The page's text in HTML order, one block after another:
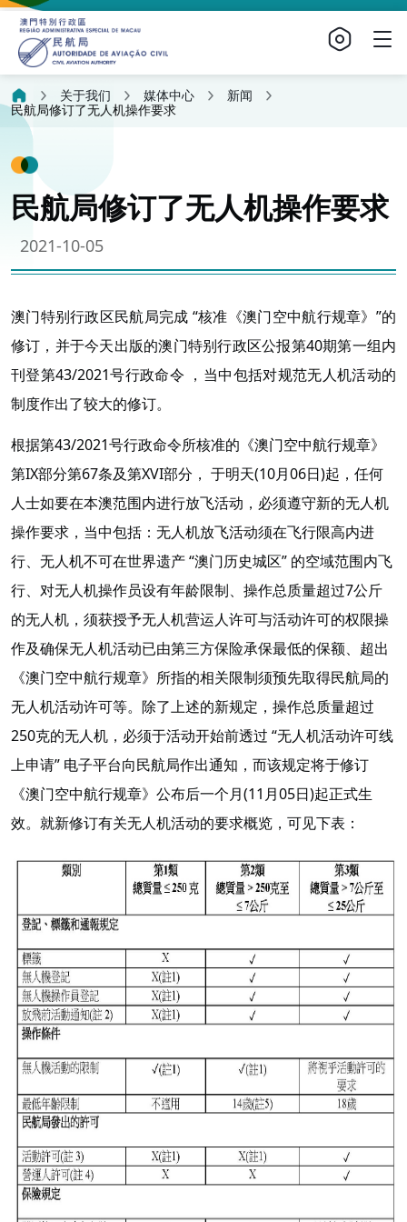
关于我们 媒体中心
新闻
民航局修订了无人机操作要求
民航局修订了无人机操作要求
2021-10-05
澳门特别行政区民航局完成 “核准《澳门空中航行规章》”的
修订，并于今天出版的澳门特别行政区公报第40期第一组内
刊登第43/2021号行政命令 ，当中包括对规范无人机活动的
制度作出了较大的修订。
根据第43/2021号行政命令所核准的《澳门空中航行规章》
第IX部分第67条及第XVI部分， 于明天(10月06日)起，任何
人士如要在本澳范围内进行放飞活动，必须遵守新的无人机
操作要求，当中包括：无人机放飞活动须在飞行限高内进
行、无人机不可在世界遗产 “澳门历史城区” 的空域范围内飞
行、对无人机操作员设有年龄限制、操作总质量超过7公斤
的无人机，须获授予无人机营运人许可与活动许可的权限操
作及确保无人机活动已由第三方保险承保最低的保额、超出
《澳门空中航行规章》所指的相关限制须预先取得民航局的
无人机活动许可等。除了上述的新规定，操作总质量超过
250克的无人机，必须于活动开始前透过 “无人机活动许可线
上申请” 电子平台向民航局作出通知，而该规定将于修订
《澳门空中航行规章》公布后一个月(11月05日)起正式生
效。就新修订有关无人机活动的要求概览，可见下表：